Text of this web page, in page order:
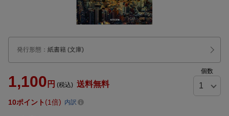
発行形態 ： 紙書籍 (文庫)
1,100 円 (税込) 送料無料
個数
10ポイント 1倍 内訳